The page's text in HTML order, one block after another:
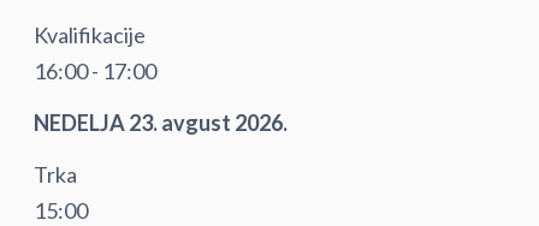
Kvalifikacije
16:00 - 17:00
NEDELJA 23. avgust 2026.
Trka
15:00